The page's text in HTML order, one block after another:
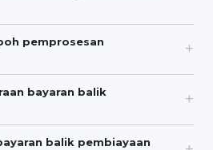
pemprosesan
bayaran balik
balik pembiayaan